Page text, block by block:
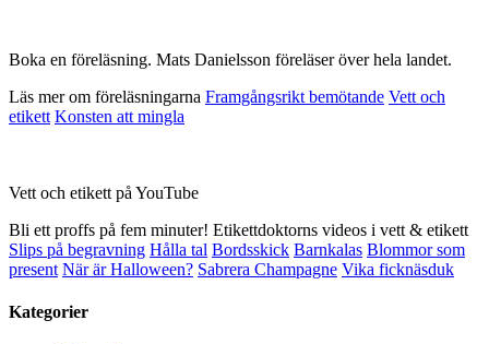
Boka en föreläsning. Mats Danielsson föreläser över hela landet.
Läs mer om föreläsningarna Framgångsrikt bemötande Vett och
etikett Konsten att mingla
Vett och etikett på YouTube
Bli ett proffs på fem minuter! Etikettdoktorns videos i vett & etikett
Slips på begravning Hålla tal Bordsskick Barnkalas Blommor som
present När är Halloween? Sabrera Champagne Vika ficknäsduk
Kategorier